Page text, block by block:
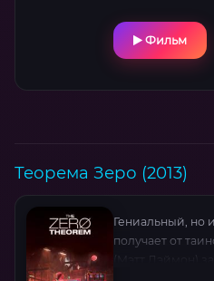
Фильм
Теорема Зеро (2013)
Гениальный, но
получает от